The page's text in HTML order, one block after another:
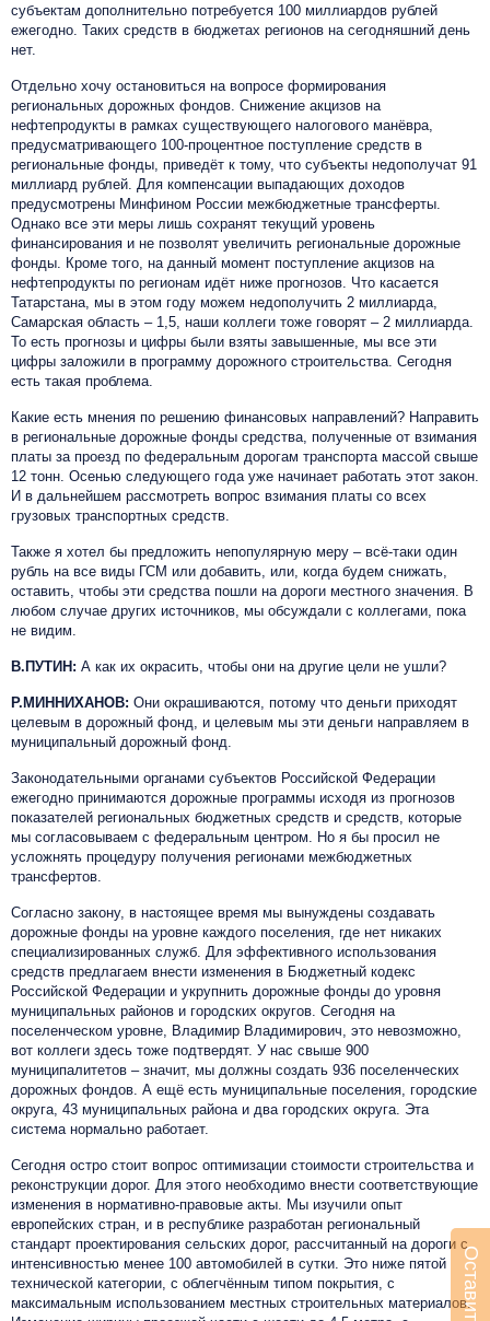
субъектам дополнительно потребуется 100 миллиардов рублей
ежегодно. Таких средств в бюджетах регионов на сегодняшний день
нет.
Отдельно хочу остановиться на вопросе формирования
региональных дорожных фондов. Снижение акцизов на
нефтепродукты в рамках существующего налогового манёвра,
предусматривающего 100-процентное поступление средств в
региональные фонды, приведёт к тому, что субъекты недополучат 91
миллиард рублей. Для компенсации выпадающих доходов
предусмотрены Минфином России межбюджетные трансферты.
Однако все эти меры лишь сохранят текущий уровень
финансирования и не позволят увеличить региональные дорожные
фонды. Кроме того, на данный момент поступление акцизов на
нефтепродукты по регионам идёт ниже прогнозов. Что касается
Татарстана, мы в этом году можем недополучить 2 миллиарда,
Самарская область – 1,5, наши коллеги тоже говорят – 2 миллиарда.
То есть прогнозы и цифры были взяты завышенные, мы все эти
цифры заложили в программу дорожного строительства. Сегодня
есть такая проблема.
Какие есть мнения по решению финансовых направлений? Направить
в региональные дорожные фонды средства, полученные от взимания
платы за проезд по федеральным дорогам транспорта массой свыше
12 тонн. Осенью следующего года уже начинает работать этот закон.
И в дальнейшем рассмотреть вопрос взимания платы со всех
грузовых транспортных средств.
Также я хотел бы предложить непопулярную меру – всё-таки один
рубль на все виды ГСМ или добавить, или, когда будем снижать,
оставить, чтобы эти средства пошли на дороги местного значения. В
любом случае других источников, мы обсуждали с коллегами, пока
не видим.
В.ПУТИН: А как их окрасить, чтобы они на другие цели не ушли?
Р.МИННИХАНОВ: Они окрашиваются, потому что деньги приходят
целевым в дорожный фонд, и целевым мы эти деньги направляем в
муниципальный дорожный фонд.
Законодательными органами субъектов Российской Федерации
ежегодно принимаются дорожные программы исходя из прогнозов
показателей региональных бюджетных средств и средств, которые
мы согласовываем с федеральным центром. Но я бы просил не
усложнять процедуру получения регионами межбюджетных
трансфертов.
Согласно закону, в настоящее время мы вынуждены создавать
дорожные фонды на уровне каждого поселения, где нет никаких
специализированных служб. Для эффективного использования
средств предлагаем внести изменения в Бюджетный кодекс
Российской Федерации и укрупнить дорожные фонды до уровня
муниципальных районов и городских округов. Сегодня на
поселенческом уровне, Владимир Владимирович, это невозможно,
вот коллеги здесь тоже подтвердят. У нас свыше 900
муниципалитетов – значит, мы должны создать 936 поселенческих
дорожных фондов. А ещё есть муниципальные поселения, городские
округа, 43 муниципальных района и два городских округа. Эта
система нормально работает.
Сегодня остро стоит вопрос оптимизации стоимости строительства и
реконструкции дорог. Для этого необходимо внести соответствующие
изменения в нормативно-правовые акты. Мы изучили опыт
европейских стран, и в республике разработан региональный
стандарт проектирования сельских дорог, рассчитанный на дороги с
интенсивностью менее 100 автомобилей в сутки. Это ниже пятой
технической категории, с облегчённым типом покрытия, с
максимальным использованием местных строительных материалов.